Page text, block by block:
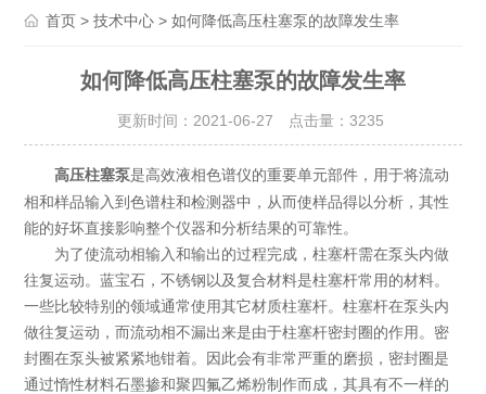
首页 >技术中心 > 如何降低高压柱塞泵的故障发生率
如何降低高压柱塞泵的故障发生率
更新时间：2021-06-27 点击量： 3235
高压柱塞泵是高效液相色谱仪的重要单元部件，用于将流动
相和样品输入到色谱柱和检测器中，从而使样品得以分析，其性
能的好坏直接影响整个仪器和分析结果的可靠性。
为了使流动相输入和输出的过程完成，柱塞杆需在泵头内做
往复运动。蓝宝石，不锈钢以及复合材料是柱塞杆常用的材料。
一些比较特别的领域通常使用其它材质柱塞杆。柱塞杆在泵头内
做往复运动，而流动相不漏出来是由于柱塞杆密封圈的作用。密
封圈在泵头被紧紧地钳着。因此会有非常严重的磨损，密封圈是
通过惰性材料石墨掺和聚四氟乙烯粉制作而成，其具有不一样的